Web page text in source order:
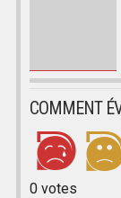
COMMENT
0votes